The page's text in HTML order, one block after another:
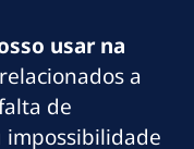
usar na
a
de
impossibilidade